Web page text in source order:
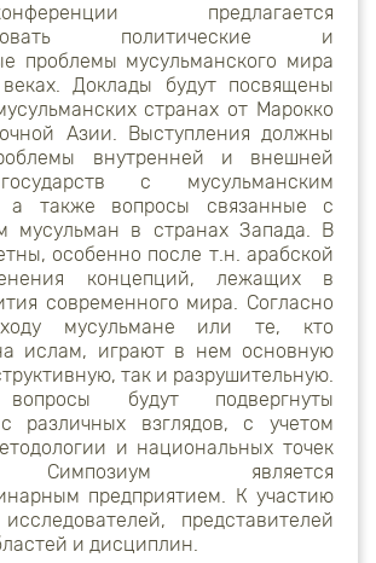
предлагается
политические и
проблемы мусульманского мира
Доклады будут посвящены
странах от Марокко
Азии. Выступления должны
внутренней и внешней
с мусульманским
а также вопросы связанные с
мусульман в странах Запада. В
особенно после т.н. арабской
концепций, лежащих в
современного мира. Согласно
мусульмане или те, кто
ислам, играют в нем основную
так и разрушительную.
будут подвергнуты
различных взглядов, с учетом
и национальных точек
Симпозиум является
предприятием. К участию
представителей
и дисциплин.